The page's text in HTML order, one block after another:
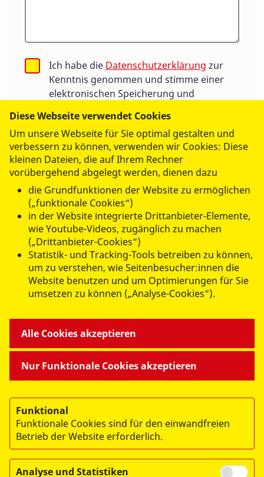
Ich habe die Datenschutzerklärung zur
Kenntnis genommen und stimme einer
elektronischen Speicherung und
zur Beantwortung meiner Anfrage zu.
Die Einwilligung kann jederzeit für die
Zukunft per E-Mail an:info@asb.de
widerrufen werden.
Abschicken
MITMACHEN & HELFEN
BESONDERE PROJEKTE
Diese Webseite verwendet Cookies
Um unsere Webseite für Sie optimal gestalten und
verbessern zu können, verwenden wir Cookies: Diese
kleinen Dateien, die auf Ihrem Rechner
vorübergehend abgelegt werden, dienen dazu
die Grundfunktionen der Website zu ermöglichen
(„funktionale Cookies“)
in der Website integrierte Drittanbieter-Elemente,
wie Youtube-Videos, zugänglich zu machen
(„Drittanbieter-Cookies“)
Statistik- und Tracking-Tools betreiben zu können,
um zu verstehen, wie Seitenbesucher:innen die
Website benutzen und um Optimierungen für Sie
umsetzen zu können („Analyse-Cookies“).
Nur Funktionale Cookies akzeptieren
Alle Cookies akzeptieren
Funktional
Funktionale Cookies sind für den einwandfreien
Betrieb der Website erforderlich.
Analyse und Statistiken